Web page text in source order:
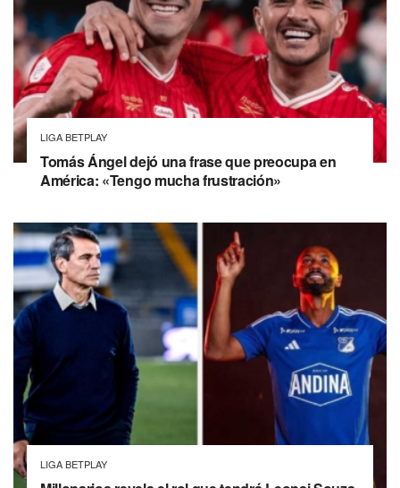
LIGA BETPLAY
Tomás Ángel dejó una frase que preocupa en
América: «Tengo mucha frustración»
LIGA BETPLAY